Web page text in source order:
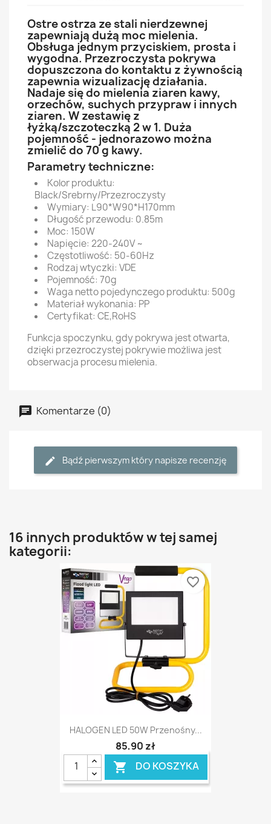
Ostre ostrza ze stali nierdzewnej
zapewniają dużą moc mielenia.
Obsługa jednym przyciskiem, prosta i
wygodna. Przezroczysta pokrywa
dopuszczona do kontaktu z żywnością
zapewnia wizualizację działania.
Nadaje się do mielenia ziaren kawy,
orzechów, suchych przypraw i innych
ziaren. W zestawię z
łyżką/szczoteczką 2 w 1. Duża
pojemność - jednorazowo można
zmielić do 70 g kawy.
Parametry techniczne:
Kolor produktu:
Black/Srebrny/Przezroczysty
Wymiary: L90*W90*H170mm
Długość przewodu: 0.85m
Moc: 150W
Napięcie: 220-240V ~
Częstotliwość: 50-60Hz
Rodzaj wtyczki: VDE
Pojemność: 70g
Waga netto pojedynczego produktu: 500g
Materiał wykonania: PP
Certyfikat: CE,RoHS
Funkcja spoczynku, gdy pokrywa jest otwarta,
dzięki przezroczystej pokrywie możliwa jest
obserwacja procesu mielenia.
Komentarze (0)
Bądź pierwszym który napisze recenzję
16 innych produktów w tej samej
kategorii:
HALOGEN LED 50W Przenośny...
85,90 zł
 DO KOSZYKA
favorite_border